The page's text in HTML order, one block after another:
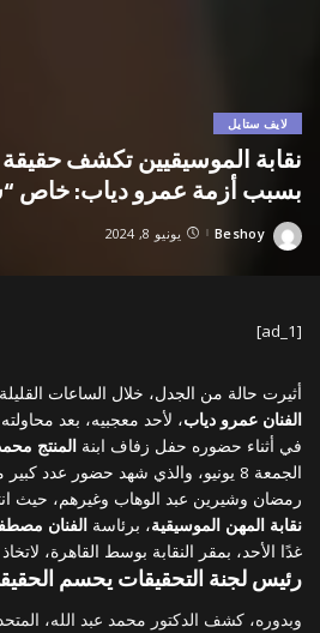
لايف ستايل
نقابة الموسيقيين تكشف
بسبب أزمة عمرو دياب: خاص
Posted
Beshoy يونيو 8, 2024
[ad_1]
أثيرت حالة من الجدل، خلال الساعات
الفنان عمرو دياب، لأحد معجبيه، بعد
في أثناء حضوره حفل زفاف ابنة المنتج
الجمعة 8 يونيو، والذي شهد حضور عدد
رمضان وشيرين عبد الوهاب وغيرهم، حيث
نقابة المهن الموسيقية، برئاسة الفنان
غدًا الأحد، بمقر النقابة بوسط القاهرة،
رئيس لجنة التحقيقات يحسم
وبدوره، كشف الدكتور محمد عبد الله،